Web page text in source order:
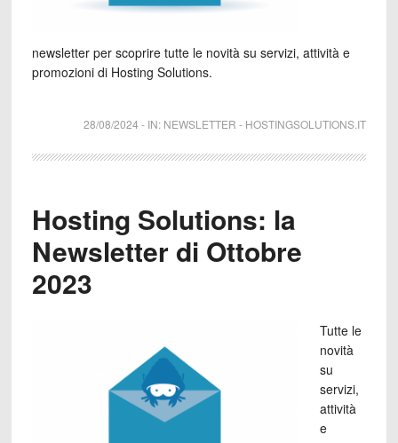
newsletter per scoprire tutte le novità su servizi, attività e
promozioni di Hosting Solutions.
28/08/2024 - IN: NEWSLETTER - HOSTINGSOLUTIONS.IT
Hosting Solutions: la
Newsletter di Ottobre
2023
Tutte le
novità
su
servizi,
attività
e